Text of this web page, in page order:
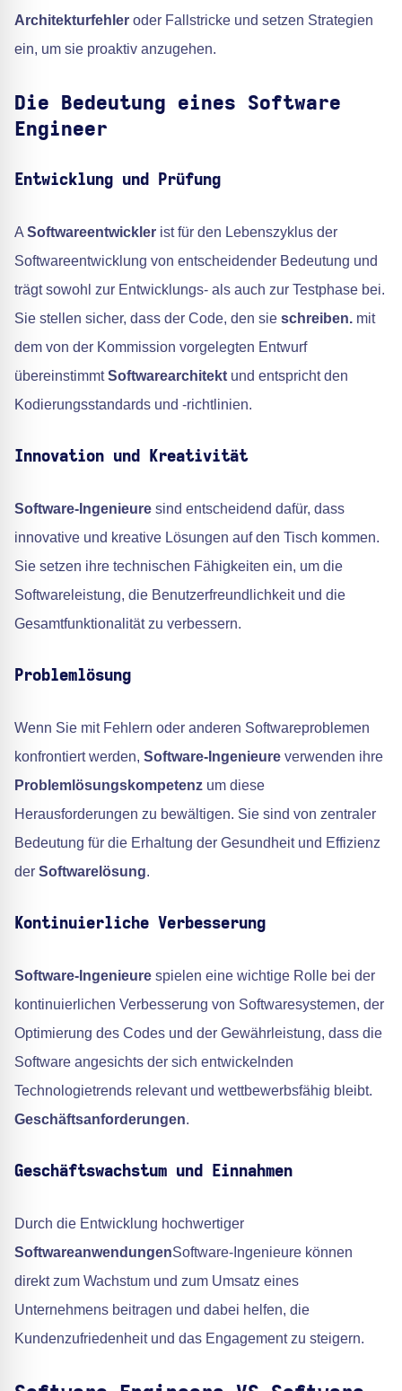
Architekturfehler oder Fallstricke und setzen Strategien
ein, um sie proaktiv anzugehen.
Die Bedeutung eines Software
Engineer
Entwicklung und Prüfung
A Softwareentwickler ist für den Lebenszyklus der
Softwareentwicklung von entscheidender Bedeutung und
trägt sowohl zur Entwicklungs- als auch zur Testphase bei.
Sie stellen sicher, dass der Code, den sie schreiben. mit
dem von der Kommission vorgelegten Entwurf
übereinstimmtSoftwarearchitekt und entspricht den
Kodierungsstandards und -richtlinien.
Innovation und Kreativität
Software-Ingenieure sind entscheidend dafür, dass
innovative und kreative Lösungen auf den Tisch kommen.
Sie setzen ihre technischen Fähigkeiten ein, um die
Softwareleistung, die Benutzerfreundlichkeit und die
Gesamtfunktionalität zu verbessern.
Problemlösung
Wenn Sie mit Fehlern oder anderen Softwareproblemen
konfrontiert werden, Software-Ingenieure verwenden ihre
Problemlösungskompetenz um diese
Herausforderungen zu bewältigen. Sie sind von zentraler
Bedeutung für die Erhaltung der Gesundheit und Effizienz
der Softwarelösung.
Kontinuierliche Verbesserung
Software-Ingenieure spielen eine wichtige Rolle bei der
kontinuierlichen Verbesserung von Softwaresystemen, der
Optimierung des Codes und der Gewährleistung, dass die
Software angesichts der sich entwickelnden
Technologietrends relevant und wettbewerbsfähig bleibt.
Geschäftsanforderungen.
Geschäftswachstum und Einnahmen
Durch die Entwicklung hochwertiger
SoftwareanwendungenSoftware-Ingenieure können
direkt zum Wachstum und zum Umsatz eines
Unternehmens beitragen und dabei helfen, die
Kundenzufriedenheit und das Engagement zu steigern.